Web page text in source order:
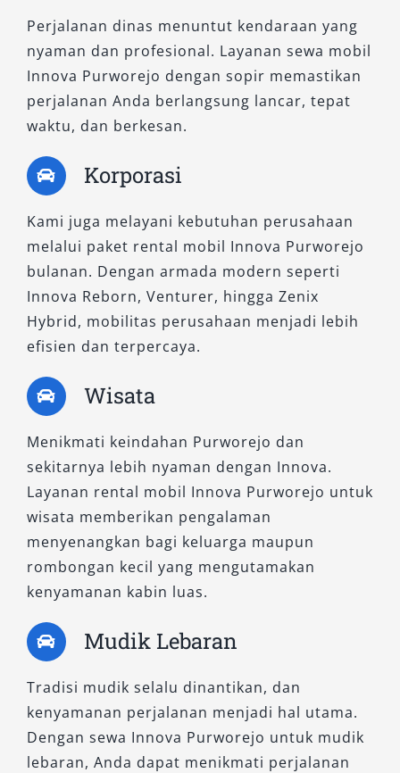
Perjalanan dinas menuntut kendaraan yang
nyaman dan profesional. Layanan sewa mobil
Innova Purworejo dengan sopir memastikan
perjalanan Anda berlangsung lancar, tepat
waktu, dan berkesan.
Korporasi
Kami juga melayani kebutuhan perusahaan
melalui paket rental mobil Innova Purworejo
bulanan. Dengan armada modern seperti
Innova Reborn, Venturer, hingga Zenix
Hybrid, mobilitas perusahaan menjadi lebih
efisien dan terpercaya.
Wisata
Menikmati keindahan Purworejo dan
sekitarnya lebih nyaman dengan Innova.
Layanan rental mobil Innova Purworejo untuk
wisata memberikan pengalaman
menyenangkan bagi keluarga maupun
rombongan kecil yang mengutamakan
kenyamanan kabin luas.
Mudik Lebaran
Tradisi mudik selalu dinantikan, dan
kenyamanan perjalanan menjadi hal utama.
Dengan sewa Innova Purworejo untuk mudik
lebaran, Anda dapat menikmati perjalanan